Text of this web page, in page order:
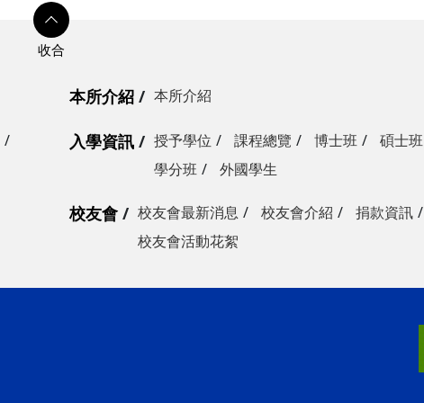
本所介紹 本所介紹
入學資訊 授予學位 課程總覽 博士班 碩士班
學分班
外國學生
校友會 校友會最新消息 校友會介紹
捐款資訊
校友會活動花絮